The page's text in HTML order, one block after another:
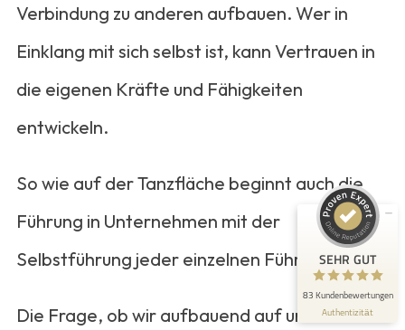
Verbindung zu anderen aufbauen. Wer in
Einklang mit sich selbst ist, kann Vertrauen in
die eigenen Kräfte und Fähigkeiten
entwickeln.
So wie auf der Tanzfläche beginnt auch die
Führung in Unternehmen mit der
Selbstführung jeder einzelnen Führungskraft.
Die Frage, ob wir aufbauend auf unserem
SEHR GUT
83 Kundenbewertungen
Authentizität
Kundenbewertungen und Erfahrungen zu
Empfehlungen auf
ProvenExpert.com
Bewertungen auf ProvenExpert.com